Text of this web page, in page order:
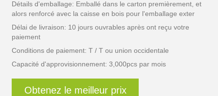
Détails d'emballage: Emballé dans le carton premièrement, et
alors renforcé avec la caisse en bois pour l'emballage exter
Délai de livraison: 10 jours ouvrables après ont reçu votre
paiement
Conditions de paiement: T / T ou union occidentale
Capacité d'approvisionnement: 3,000pcs par mois
Obtenez le meilleur prix